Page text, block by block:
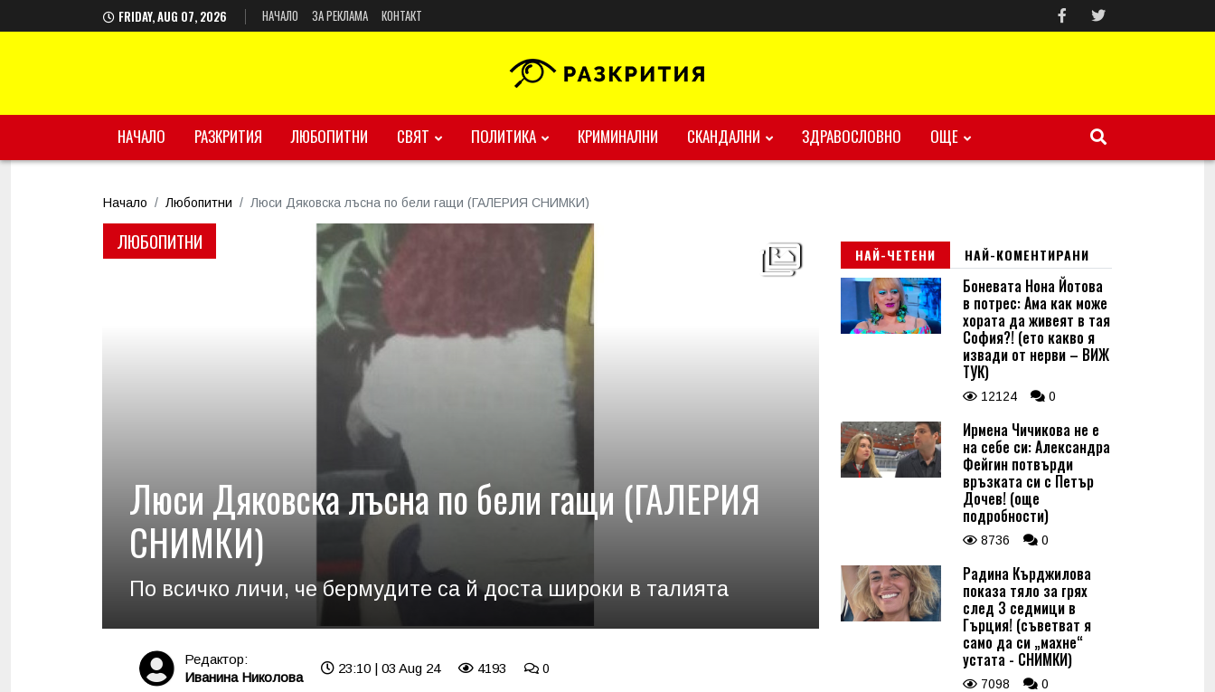
FRIDAY, AUG 07, 2026 НАЧАЛО ЗА РЕКЛАМА КОНТАКТ
НАЧАЛО РАЗКРИТИЯ ЛЮБОПИТНИ СВЯТ ПОЛИТИКА КРИМИНАЛНИ СКАНДАЛНИ ЗДРАВОСЛОВНО ОЩЕ
Начало Любопитни Люси Дяковска лъсна по бели гащи (ГАЛЕРИЯ СНИМКИ)
ЛЮБОПИТНИ
Люси Дяковска лъсна по бели гащи (ГАЛЕРИЯ
СНИМКИ)
По всичко личи, че бермудите са й доста широки в талията
Редактор:
Иванина Николова
23:10 | 03 Aug 24 4193 0
НАЙ-ЧЕТЕНИ НАЙ-КОМЕНТИРАНИ
Боневата Нона Йотова
в потрес: Ама как може
хората да живеят в тая
София?! (ето какво я
извади от нерви – ВИЖ
ТУК)
12124 0
Ирмена Чичикова не е
на себе си: Александра
Фейгин потвърди
връзката си с Петър
Дочев! (още
подробности)
8736 0
Радина Кърджилова
показа тяло за грях
след 3 седмици в
Гърция! (съветват я
само да си „махне“
устата - СНИМКИ)
7098 0